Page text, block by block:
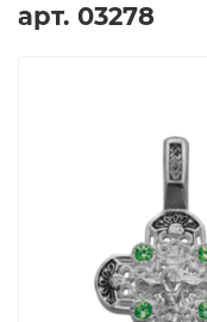
арт. 03278